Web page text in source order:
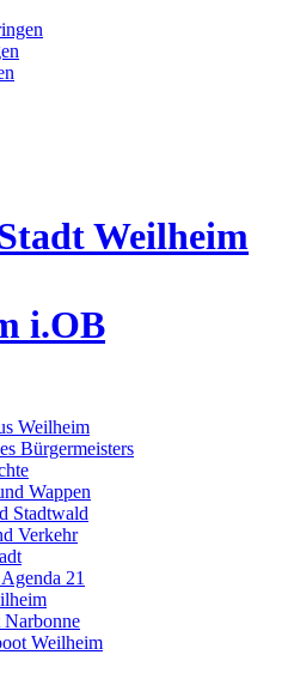
i.OB
Weilheim
Bürgermeisters
Wappen
Stadtwald
Verkehr
21
Narbonne
Weilheim